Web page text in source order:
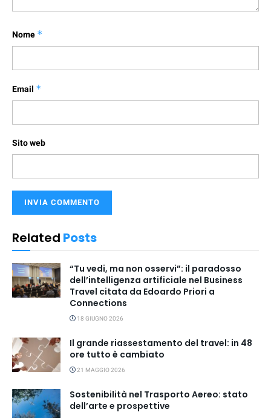
Nome *
Email *
Sito web
Related Posts
“Tu vedi, ma non osservi”: il paradosso
dell’intelligenza artificiale nel Business
Travel citata da Edoardo Priori a
Connections
18 GIUGNO 2026
Il grande riassestamento del travel: in 48
ore tutto è cambiato
21 MAGGIO 2026
Sostenibilità nel Trasporto Aereo: stato
dell’arte e prospettive